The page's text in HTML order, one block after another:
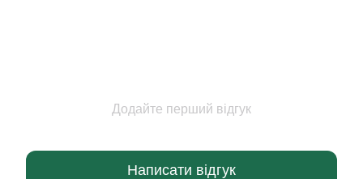
Додайте перший відгук
Написати відгук